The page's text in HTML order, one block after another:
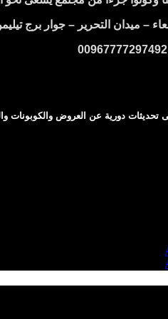
– ميدان التحرير – جوار برج
تحديثات دورية عن العروض والكوبونات